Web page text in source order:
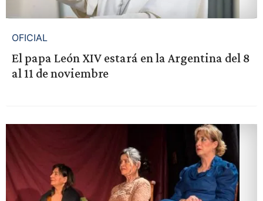
OFICIAL
El papa León XIV estará en la Argentina del 8
al 11 de noviembre